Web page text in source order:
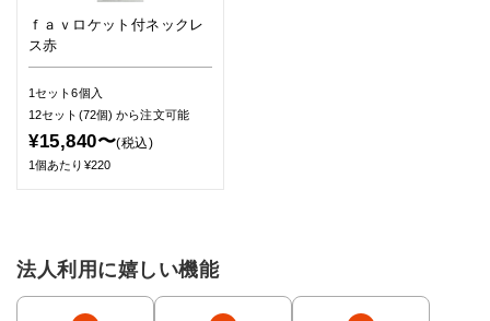
ｆａｖロケット付ネックレ
ス赤
1セット6個入
12セット(72個)から注文可能
¥15,840〜(税込)
1個あたり¥220
法人利用に嬉しい機能